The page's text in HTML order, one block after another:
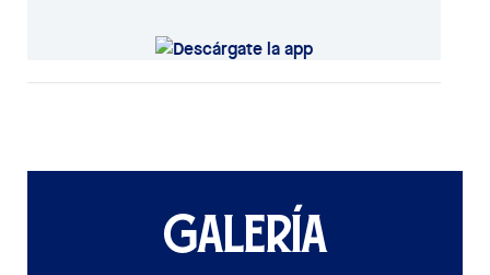
GALERÍA